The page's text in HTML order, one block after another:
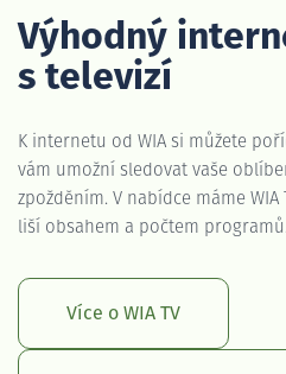
Výhodný
s televizí
K internetu od WIA si můžete
vám umožní sledovat vaše
zpožděním. V nabídce máme WIA
liší obsahem a počtem
Více o WIA TV